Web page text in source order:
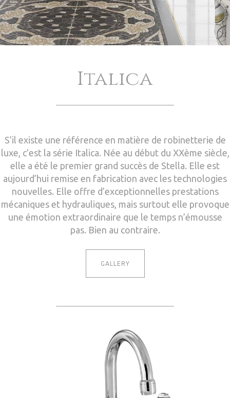
Italica
S’il existe une référence en matière de robinetterie de
luxe, c’est la série Italica. Née au début du XXème siècle,
elle a été le premier grand succès de Stella. Elle est
aujourd’hui remise en fabrication avec les technologies
nouvelles. Elle offre d’exceptionnelles prestations
mécaniques et hydrauliques, mais surtout elle provoque
une émotion extraordinaire que le temps n’émousse
pas. Bien au contraire.
GALLERY